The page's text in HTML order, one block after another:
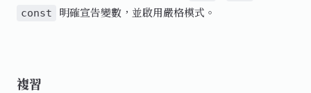
const 明確宣告變數，並啟用嚴格模式。
複習